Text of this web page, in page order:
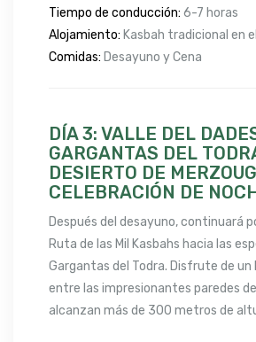
Tiempo de conducción: 6-7 horas
Alojamiento: Kasbah tradicional en
Comidas: Desayuno y Cena
DÍA 3: VALLE DEL
GARGANTAS DEL
DESIERTO DE
CELEBRACIÓN DE
Después del desayuno, continuará
Ruta de las Mil Kasbahs hacia las
Gargantas del Todra. Disfrute de un
entre las impresionantes paredes
alcanzan más de 300 metros de